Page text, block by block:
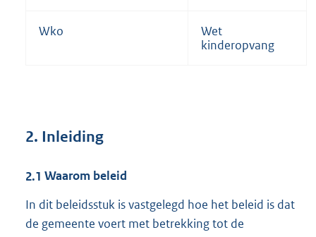
Wko
Wet
kinderopvang
2. Inleiding
2.1 Waarom beleid
In dit beleidsstuk is vastgelegd hoe het beleid is dat
de gemeente voert met betrekking tot de